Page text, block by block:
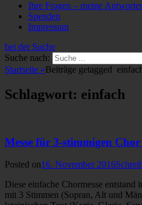
Ihre Fragen – meine
Spenden
Impressum
bei der Suche
Suche nach:
Startseite »Beiträge getagged
Schlagwort: einfach
Messe für 3-stimmigen
Posted on16. November 2016
Diese einfache Chormesse
mit 3 Stimmen (Sopran, Alt und